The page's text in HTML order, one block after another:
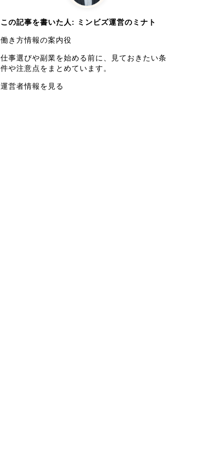
この記事を書いた人: ミンビズ運営のミナト
働き方情報の案内役
仕事選びや副業を始める前に、見ておきたい条
件や注意点をまとめています。
運営者情報を見る